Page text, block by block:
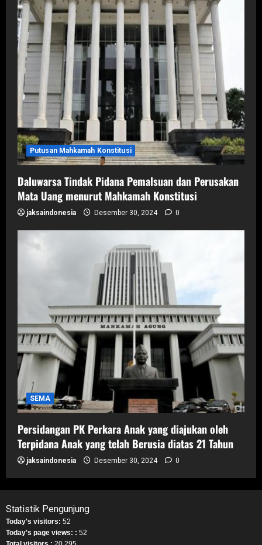
Putusan Mahkamah Konstitusi
Daluwarsa Tindak Pidana Pemalsuan dan Perusakan
Mata Uang menurut Mahkamah Konstitusi
jaksaindonesia Desember 30, 2024 0
SEMA
Persidangan PK Perkara Anak yang diajukan oleh
Terpidana Anak yang telah Berusia diatas 21 Tahun
jaksaindonesia Desember 30, 2024 0
Statistik Pengunjung
Today's visitors: 52
Today's page views: : 52